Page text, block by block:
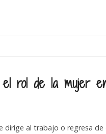
el rol de la mujer
dirige al trabajo o regresa de